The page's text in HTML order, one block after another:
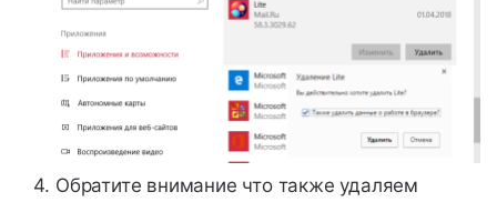
Обратите внимание что также удаляем